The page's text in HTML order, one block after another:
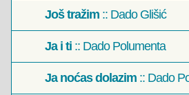
Još tražim :: Dado Glišić
Ja i ti :: Dado Polumenta
Ja noćas dolazim :: Dado